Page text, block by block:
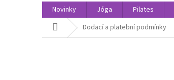
Novinky Jóga Pilates
Domů Dodací a platební podmínky